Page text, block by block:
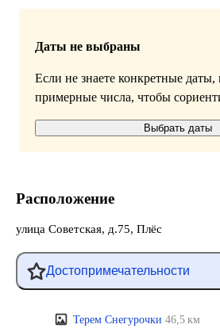
Даты не выбраны
Если не знаете конкретные даты,
примерные числа, чтобы
Выбрать даты
Расположение
улица Советская, д.75, Плёс
Достопримечательности
Терем Снегурочки 46,5 км